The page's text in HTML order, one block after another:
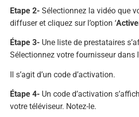
Etape 2- Sélectionnez la vidéo que
diffuser et cliquez sur l’option ‘
Étape 3- Une liste de prestataires
Sélectionnez votre fournisseur dans
Il s’agit d’un code d’activation.
Étape 4- Un code d’activation
votre téléviseur. Notez-le.